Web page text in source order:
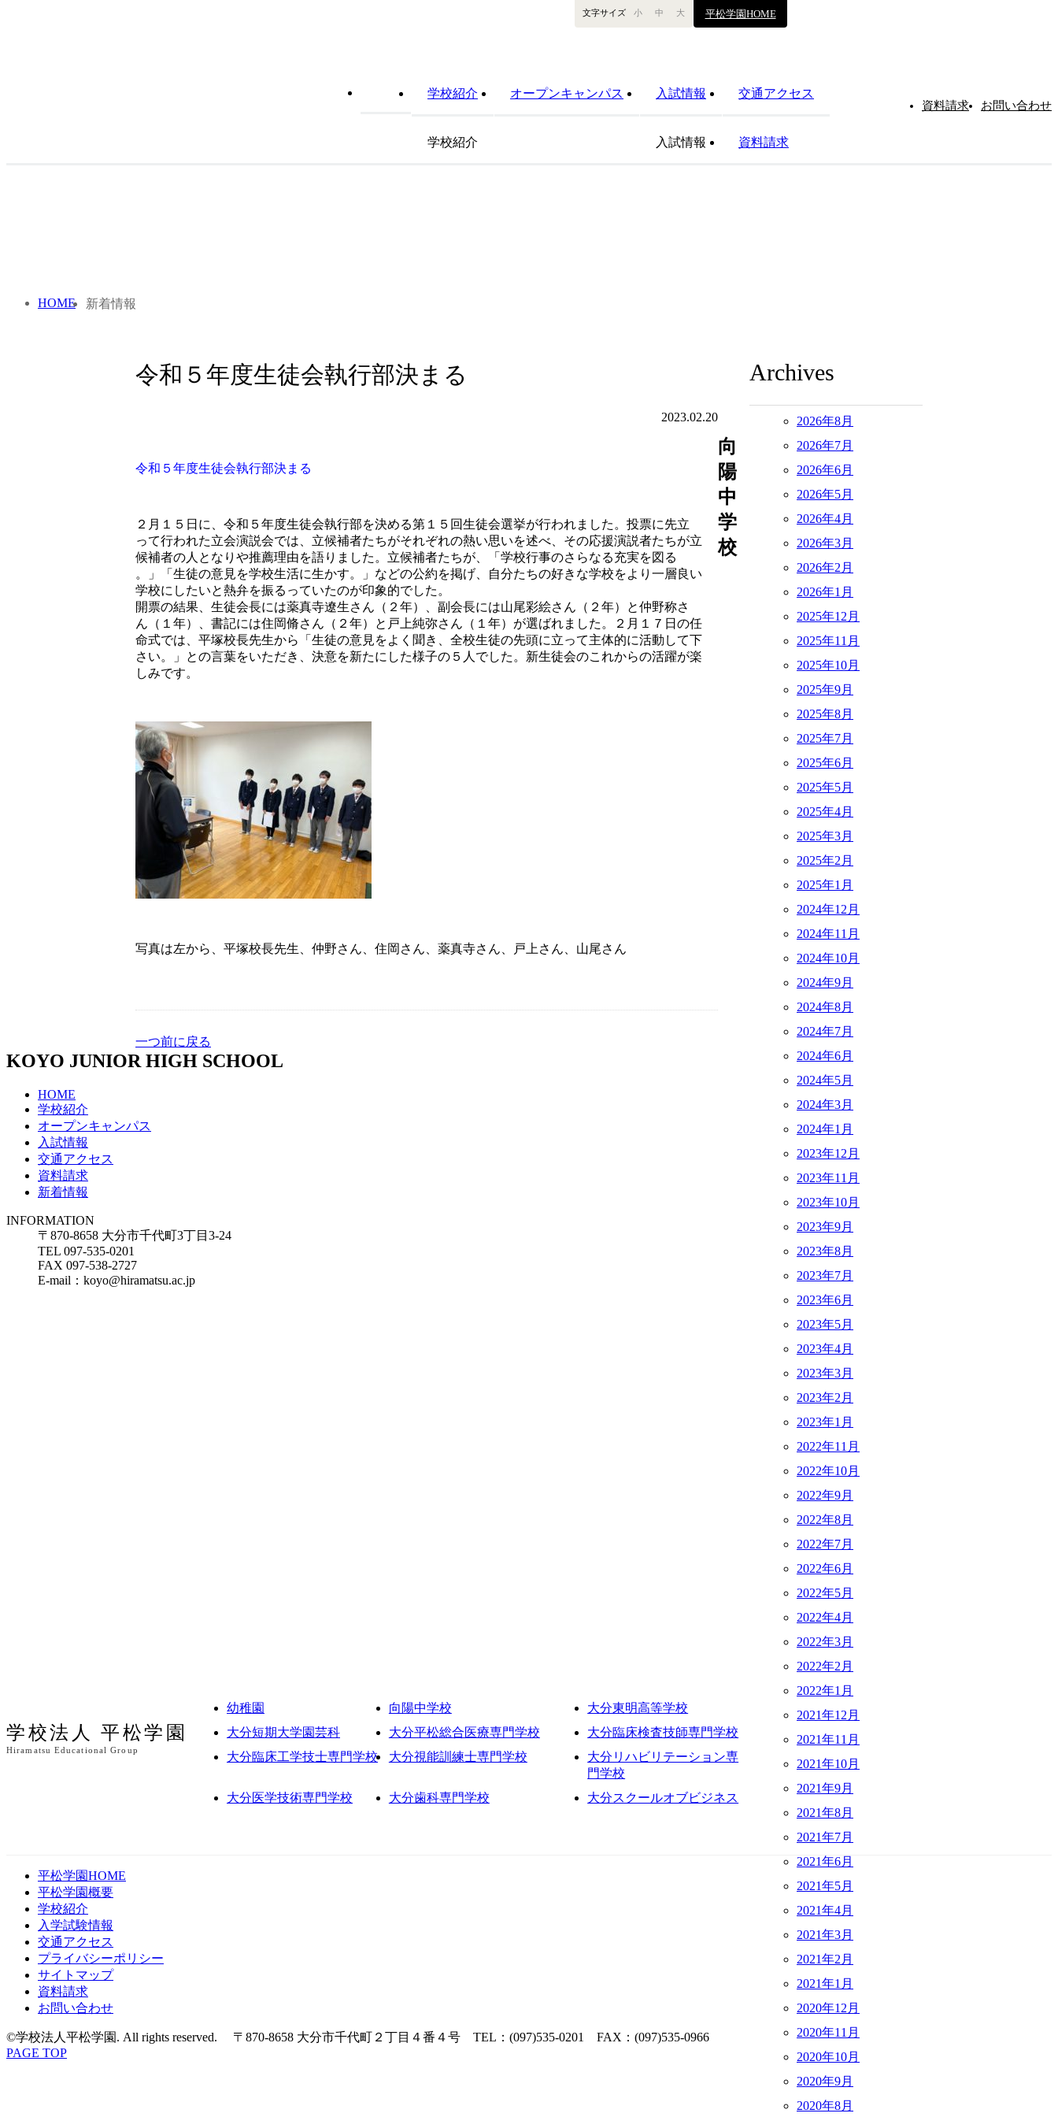
資料請求 お問い合わせ
文字サイズ 小 中 大 平松学園HOME
学校紹介
学校紹介
オープンキャンパス 入試情報
入試情報
交通アクセス
資料請求
HOME 新着情報
令和５年度生徒会執行部決まる
2023.02.20
令和５年度生徒会執行部決まる
２月１５日に、令和５年度生徒会執行部を決める第１５回生徒会選挙が行われました。投票に先立
って行われた立会演説会では、立候補者たちがそれぞれの熱い思いを述べ、その応援演説者たちが立
候補者の人となりや推薦理由を語りました。立候補者たちが、「学校行事のさらなる充実を図る
。」「生徒の意見を学校生活に生かす。」などの公約を掲げ、自分たちの好きな学校をより一層良い
学校にしたいと熱弁を振るっていたのが印象的でした。
開票の結果、生徒会長には薬真寺遼生さん（２年）、副会長には山尾彩絵さん（２年）と仲野称さ
ん（１年）、書記には住岡脩さん（２年）と戸上純弥さん（１年）が選ばれました。２月１７日の任
命式では、平塚校長先生から「生徒の意見をよく聞き、全校生徒の先頭に立って主体的に活動して下
さい。」との言葉をいただき、決意を新たにした様子の５人でした。新生徒会のこれからの活躍が楽
しみです。
写真は左から、平塚校長先生、仲野さん、住岡さん、薬真寺さん、戸上さん、山尾さん
一つ前に戻る
Archives
2026年8月
2026年7月
2026年6月
2026年5月
2026年4月
2026年3月
2026年2月
2026年1月
2025年12月
2025年11月
2025年10月
2025年9月
2025年8月
2025年7月
2025年6月
2025年5月
2025年4月
2025年3月
2025年2月
2025年1月
2024年12月
2024年11月
2024年10月
2024年9月
2024年8月
2024年7月
2024年6月
2024年5月
2024年3月
2024年1月
2023年12月
2023年11月
2023年10月
2023年9月
2023年8月
2023年7月
2023年6月
2023年5月
2023年4月
2023年3月
2023年2月
2023年1月
2022年11月
2022年10月
2022年9月
2022年8月
2022年7月
2022年6月
2022年5月
2022年4月
2022年3月
2022年2月
2022年1月
2021年12月
2021年11月
2021年10月
2021年9月
2021年8月
2021年7月
2021年6月
2021年5月
2021年4月
2021年3月
2021年2月
2021年1月
2020年12月
2020年11月
2020年10月
2020年9月
2020年8月
向
陽
中
学
校
KOYO JUNIOR HIGH SCHOOL
HOME
学校紹介
オープンキャンパス
入試情報
交通アクセス
資料請求
新着情報
INFORMATION
〒870-8658 大分市千代町3丁目3-24
TEL 097-535-0201
FAX 097-538-2727
E-mail：koyo@hiramatsu.ac.jp
学校法人 平松学園
Hiramatsu Educational Group
幼稚園 向陽中学校
大分東明高等学校
大分短期大学園芸科
大分平松総合医療専門学校
大分臨床検査技師専門学校
大分臨床工学技士専門学校
大分視能訓練士専門学校
大分リハビリテーション専
門学校
大分医学技術専門学校
大分歯科専門学校 大分スクールオブビジネス
平松学園HOME
平松学園概要
学校紹介
入学試験情報
交通アクセス
プライバシーポリシー
サイトマップ
資料請求
お問い合わせ
©学校法人平松学園. All rights reserved. 〒870-8658 大分市千代町２丁目４番４号 TEL：(097)535-0201 FAX：(097)535-0966
PAGE TOP